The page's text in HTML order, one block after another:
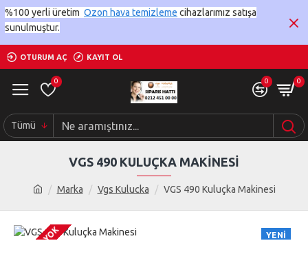
%100 yerli üretim Ozon hava temizleme cihazlarımız satışa
sunulmuştur.
OTURUM AÇ KAYIT OL
0 0 0
Tümü
Marka Vgs Kulucka VGS 490 Kuluçka Makinesi
VGS 490 KULUÇKA MAKINESI
YENI
STOKTA YOK